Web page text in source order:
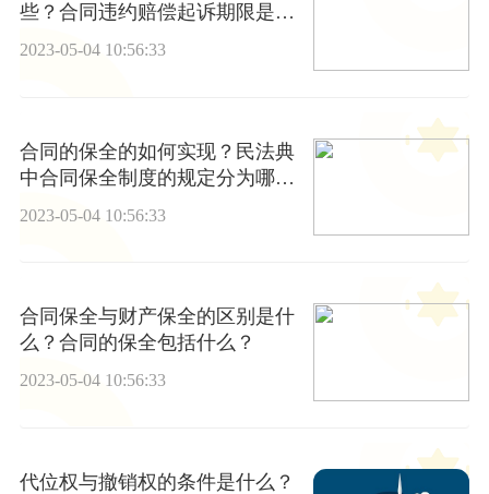
些？合同违约赔偿起诉期限是多
久？
2023-05-04 10:56:33
合同的保全的如何实现？民法典
中合同保全制度的规定分为哪些
2023-05-04 10:56:33
合同保全与财产保全的区别是什
么？合同的保全包括什么？
2023-05-04 10:56:33
代位权与撤销权的条件是什么？